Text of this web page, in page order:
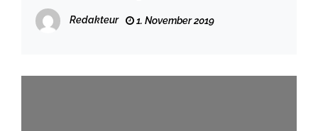
Redakteur 1. November 2019